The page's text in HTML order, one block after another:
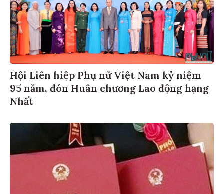
Hội Liên hiệp Phụ nữ Việt Nam kỷ niệm
95 năm, đón Huân chương Lao động hạng
Nhất